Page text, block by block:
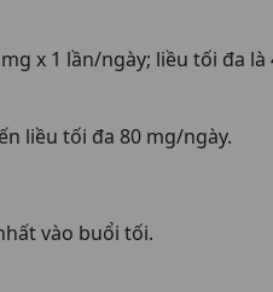
x 1 lần/ngày; liều tối đa
liều tối đa 80 mg/ngày.
vào buổi tối.